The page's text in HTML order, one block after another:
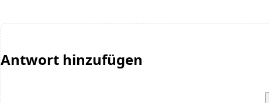
Antwort hinzufügen